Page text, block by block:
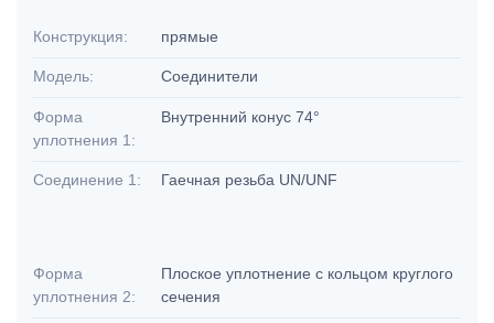
Конструкция: прямые
Модель: Соединители
Форма
уплотнения 1:
Внутренний конус 74°
Соединение 1: Гаечная резьба UN/UNF
Форма
уплотнения 2:
Плоское уплотнение с кольцом круглого
сечения